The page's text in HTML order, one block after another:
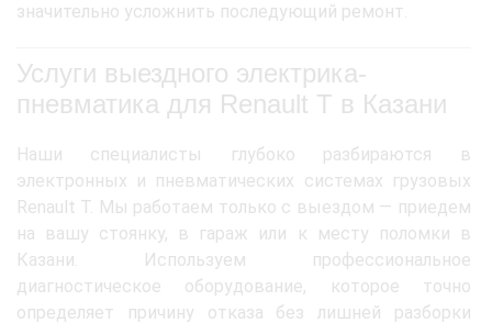
значительно усложнить последующий ремонт.
Услуги выездного электрика-
пневматика для Renault T в Казани
Наши специалисты глубоко разбираются в
электронных и пневматических системах грузовых
Renault T. Мы работаем только с выездом — приедем
на вашу стоянку, в гараж или к месту поломки в
Казани. Используем профессиональное
диагностическое оборудование, которое точно
определяет причину отказа без лишней разборки